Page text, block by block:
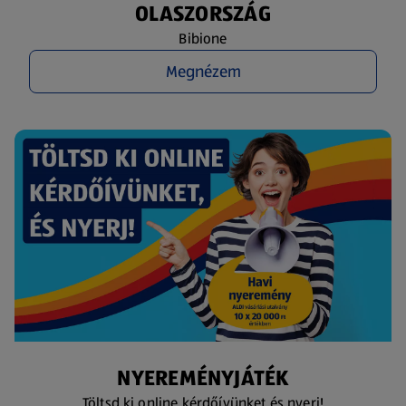
OLASZORSZÁG
Bibione
Megnézem
NYEREMÉNYJÁTÉK